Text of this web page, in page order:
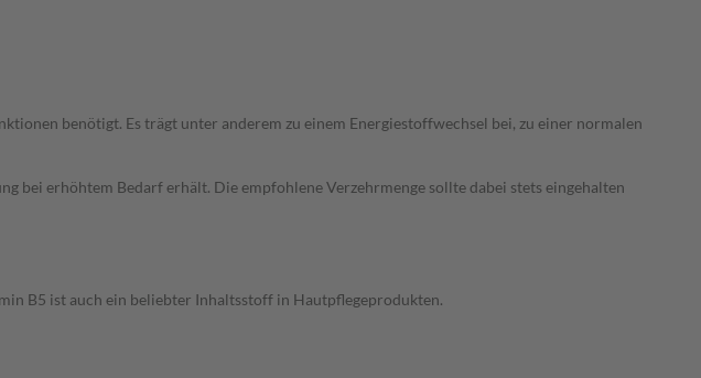
benötigt. Es trägt unter anderem zu einem Energiestoffwechsel bei, zu einer normalen
bei erhöhtem Bedarf erhält. Die empfohlene Verzehrmenge sollte dabei stets eingehalten
B5 ist auch ein beliebter Inhaltsstoff in Hautpflegeprodukten.